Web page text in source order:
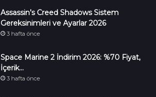
Assassin’s Creed Shadows Sistem
Gereksinimleri ve Ayarlar 2026
3 hafta önce
Space Marine 2 İndirim 2026: %70 Fiyat,
İçerik…
3 hafta önce